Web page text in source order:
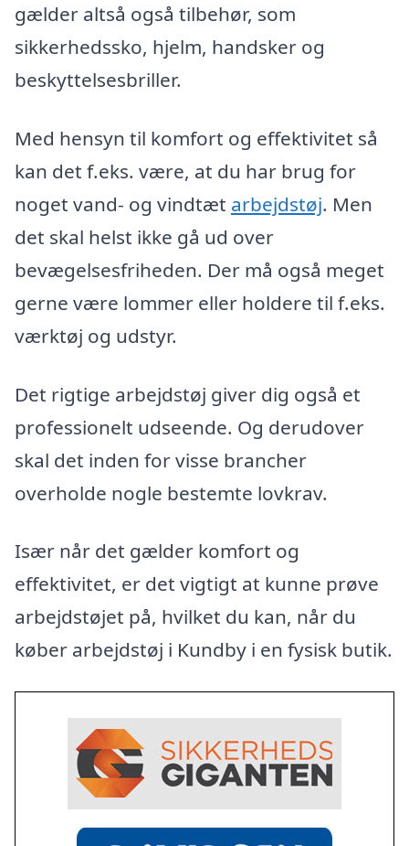
gælder altså også tilbehør, som
sikkerhedssko, hjelm, handsker og
beskyttelsesbriller.
Med hensyn til komfort og effektivitet så
kan det f.eks. være, at du har brug for
noget vand- og vindtæt arbejdstøj. Men
det skal helst ikke gå ud over
bevægelsesfriheden. Der må også meget
gerne være lommer eller holdere til f.eks.
værktøj og udstyr.
Det rigtige arbejdstøj giver dig også et
professionelt udseende. Og derudover
skal det inden for visse brancher
overholde nogle bestemte lovkrav.
Især når det gælder komfort og
effektivitet, er det vigtigt at kunne prøve
arbejdstøjet på, hvilket du kan, når du
køber arbejdstøj i Kundby i en fysisk butik.